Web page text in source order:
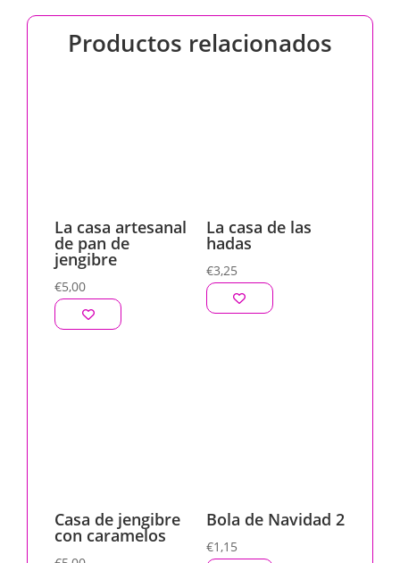
Productos relacionados
La casa artesanal
de pan de
jengibre
€5,00
La casa de las
hadas
€3,25
Casa de jengibre
con caramelos
Bola de Navidad 2
€1,15